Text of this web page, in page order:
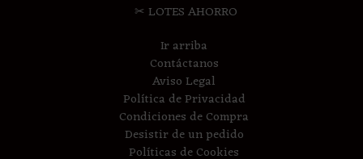
✂ LOTES AHORRO
Ir arriba
Contáctanos
Aviso Legal
Política de Privacidad
Condiciones de Compra
Desistir de un pedido
Políticas de Cookies